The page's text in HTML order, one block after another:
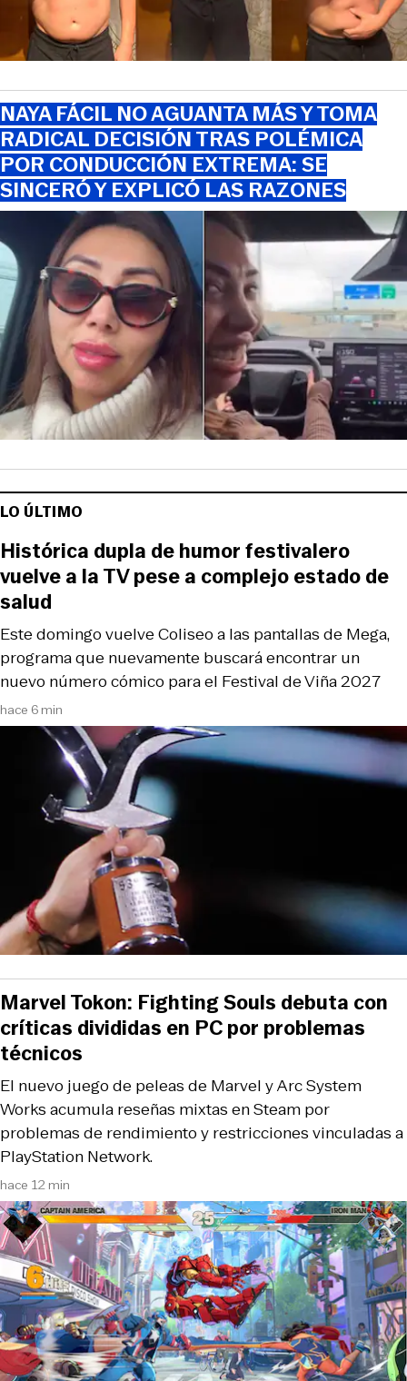
NAYA FÁCIL NO AGUANTA MÁS Y TOMA
RADICAL DECISIÓN TRAS POLÉMICA
POR CONDUCCIÓN EXTREMA: SE
SINCERÓ Y EXPLICÓ LAS RAZONES
LO ÚLTIMO
hace 6 min
Este domingo vuelve Coliseo a las pantallas de Mega,
programa que nuevamente buscará encontrar un
nuevo número cómico para el Festival de Viña 2027
Histórica dupla de humor festivalero
vuelve a la TV pese a complejo estado de
salud
hace 12 min
El nuevo juego de peleas de Marvel y Arc System
Works acumula reseñas mixtas en Steam por
problemas de rendimiento y restricciones vinculadas a
PlayStation Network.
Marvel Tokon: Fighting Souls debuta con
críticas divididas en PC por problemas
técnicos